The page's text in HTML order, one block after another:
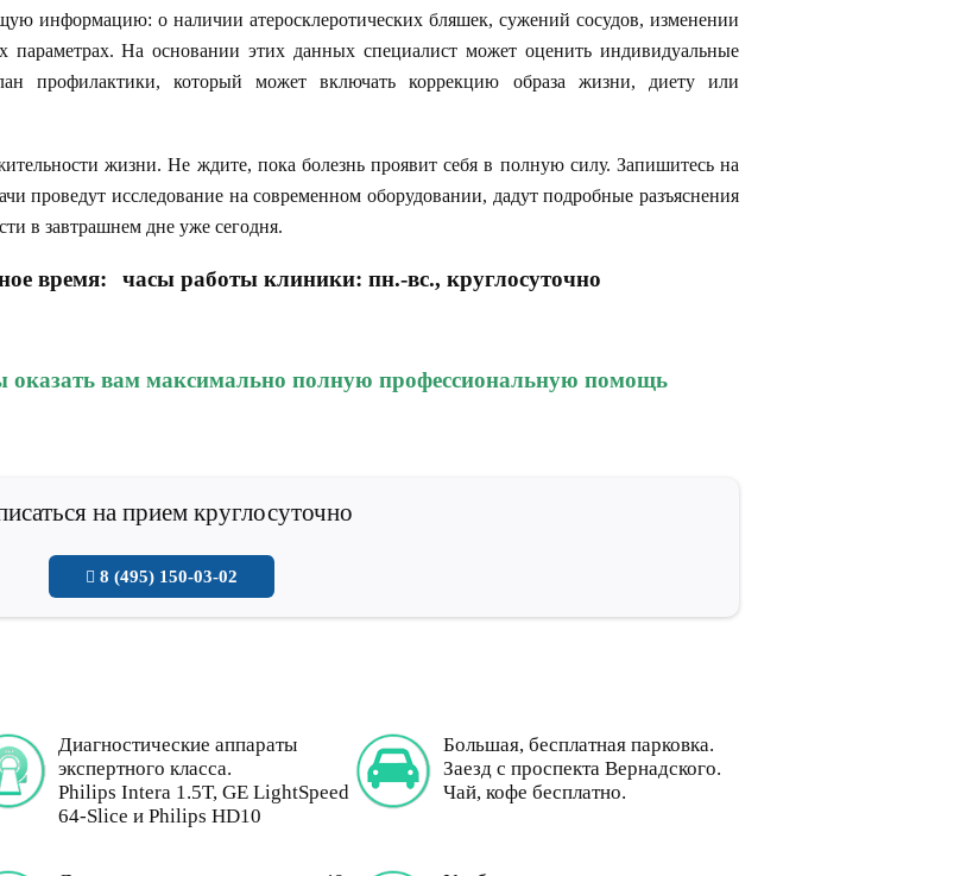
информацию: о наличии атеросклеротических бляшек, сужений сосудов, изменении
параметрах. На основании этих данных специалист может оценить индивидуальные
профилактики, который может включать коррекцию образа жизни, диету или
жизни. Не ждите, пока болезнь проявит себя в полную силу. Запишитесь на
исследование на современном оборудовании, дадут подробные разъяснения
в завтрашнем дне уже сегодня.
время: часы работы клиники: пн.-вс., круглосуточно
оказать вам максимально полную профессиональную помощь
на прием круглосуточно
8 (495) 150-03-02
Диагностические аппараты
экспертного класса.
Philips Intera 1.5T, GE LightSpeed
64-Slice и Philips HD10
Большая, бесплатная парковка.
Заезд с проспекта Вернадского.
Чай, кофе бесплатно.